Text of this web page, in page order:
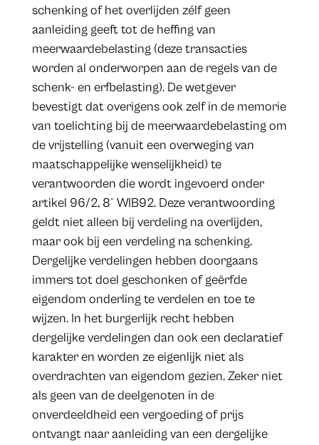
schenking of het overlijden zélf geen
aanleiding geeft tot de heffing van
meerwaardebelasting (deze transacties
worden al onderworpen aan de regels van de
schenk- en erfbelasting). De wetgever
bevestigt dat overigens ook zelf in de memorie
van toelichting bij de meerwaardebelasting om
de vrijstelling (vanuit een overweging van
maatschappelijke wenselijkheid) te
verantwoorden die wordt ingevoerd onder
artikel 96/2, 8° WIB92. Deze verantwoording
geldt niet alleen bij verdeling na overlijden,
maar ook bij een verdeling na schenking.
Dergelijke verdelingen hebben doorgaans
immers tot doel geschonken of geërfde
eigendom onderling te verdelen en toe te
wijzen. In het burgerlijk recht hebben
dergelijke verdelingen dan ook een declaratief
karakter en worden ze eigenlijk niet als
overdrachten van eigendom gezien. Zeker niet
als geen van de deelgenoten in de
onverdeeldheid een vergoeding of prijs
ontvangt naar aanleiding van een dergelijke